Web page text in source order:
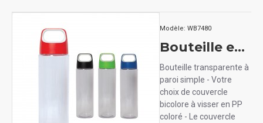
Modèle: WB7480
Bouteille en Tritan 23.5 oz (700 ml)
Bouteille transparente à
paroi simple - Votre
choix de couvercle
bicolore à visser en PP
coloré - Le couvercle